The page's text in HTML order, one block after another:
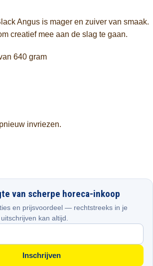
Angus is mager en zuiver van smaak.
creatief mee aan de slag te gaan.
640 gram
invriezen.
van scherpe horeca-inkoop
en prijsvoordeel — rechtstreeks in je
kan altijd.
Inschrijven